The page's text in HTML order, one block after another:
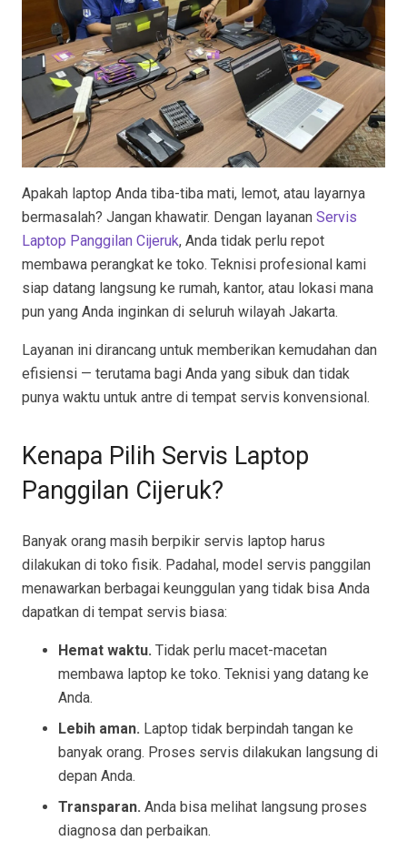
Apakah laptop Anda tiba-tiba mati, lemot, atau layarnya
bermasalah? Jangan khawatir. Dengan layanan Servis
Laptop Panggilan Cijeruk, Anda tidak perlu repot
membawa perangkat ke toko. Teknisi profesional kami
siap datang langsung ke rumah, kantor, atau lokasi mana
pun yang Anda inginkan di seluruh wilayah Jakarta.
Layanan ini dirancang untuk memberikan kemudahan dan
efisiensi — terutama bagi Anda yang sibuk dan tidak
punya waktu untuk antre di tempat servis konvensional.
Kenapa Pilih Servis Laptop
Panggilan Cijeruk?
Banyak orang masih berpikir servis laptop harus
dilakukan di toko fisik. Padahal, model servis panggilan
menawarkan berbagai keunggulan yang tidak bisa Anda
dapatkan di tempat servis biasa:
Hemat waktu. Tidak perlu macet-macetan
membawa laptop ke toko. Teknisi yang datang ke
Anda.
Lebih aman. Laptop tidak berpindah tangan ke
banyak orang. Proses servis dilakukan langsung di
depan Anda.
Transparan. Anda bisa melihat langsung proses
diagnosa dan perbaikan.